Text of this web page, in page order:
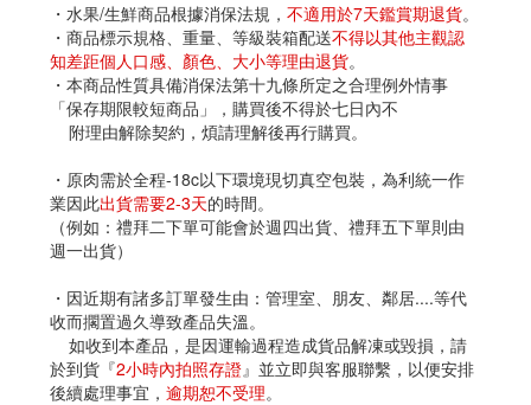
・水果/生鮮商品根據消保法規，不適用於7天鑑賞期退貨。
・商品標示規格、重量、等級裝箱配送不得以其他主觀認
知差距個人口感、顏色、大小等理由退貨。
・本商品性質具備消保法第十九條所定之合理例外情事
「保存期限較短商品」，購買後不得於七日內不
附理由解除契約，煩請理解後再行購買。
・原肉需於全程-18c以下環境現切真空包裝，為利統一作
業因此出貨需要2-3天的時間。
（例如：禮拜二下單可能會於週四出貨、禮拜五下單則由
週一出貨）
・因近期有諸多訂單發生由：管理室、朋友、鄰居....等代
收而擱置過久導致產品失溫。
如收到本產品，是因運輸過程造成貨品解凍或毀損，請
於到貨『2小時內拍照存證』並立即與客服聯繫，以便安排
後續處理事宜，逾期恕不受理。